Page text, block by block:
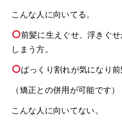
こんな人に向いてる。
前髪に生えぐせ、浮きぐ
しまう方。
ぱっくり割れが気になり
（矯正との併用が可能です）
こんな人に向いてない。